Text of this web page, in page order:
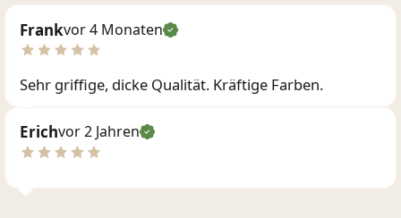
Frankvor 4 Monaten
Sehr griffige, dicke Qualität. Kräftige Farben.
Erichvor 2 Jahren